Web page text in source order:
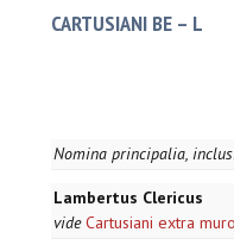
CARTUSIANI BE – L
Nomina principalia,
Lambertus Clericus
vide Cartusiani extra